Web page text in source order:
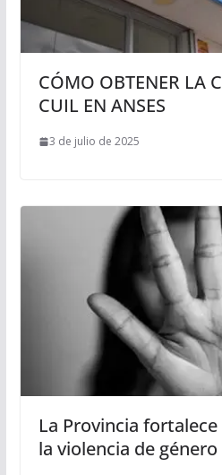
CÓMO OBTENER LA
CUIL EN ANSES
3 de julio de 2025
La Provincia
la violencia de